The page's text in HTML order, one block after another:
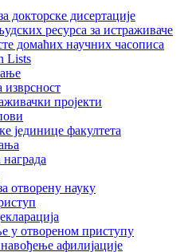
докторске дисертације
ресурса за истраживаче
домаћих научних часописа
Lists
пројекти
јединице факултета
отворену науку
у отвореном приступу
афилијације